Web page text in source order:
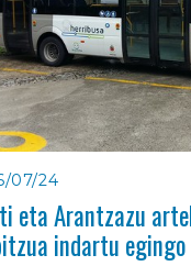
07/24
eta Arantzazu
indartu